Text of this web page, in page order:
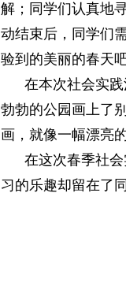
解；同学们认真地
动结束后，同学们
验到的美丽的春天吧
在本次社会实践
勃勃的公园画上了
画，就像一幅漂亮
在这次春季社会
习的乐趣却留在了